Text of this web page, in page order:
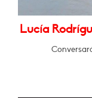
Lucía